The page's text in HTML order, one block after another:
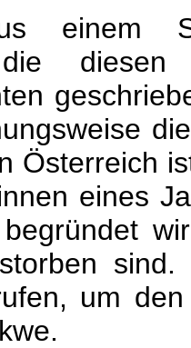
einem
die
Österreich
eines
um